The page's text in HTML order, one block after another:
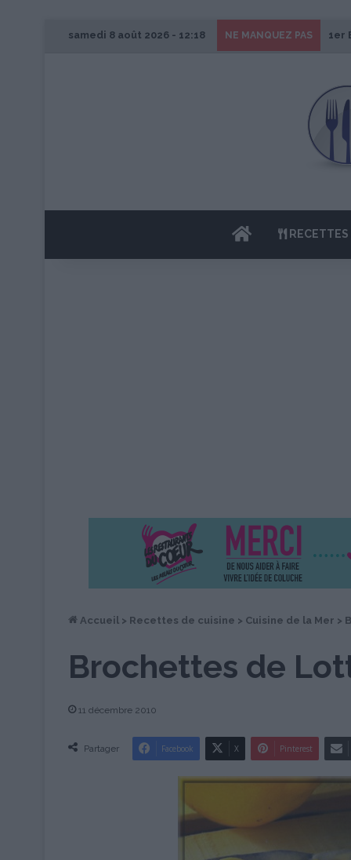
samedi 8 août 2026 - 12:18 NE MANQUEZ PAS 1er
ACCUEIL
Accueil > Recettes de cuisine > Cuisine de la Mer >
Brochettes de
11 décembre 2010
Partager Facebook X Pinterest